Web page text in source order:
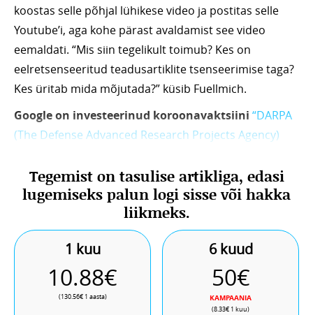
koostas selle põhjal lühikese video ja postitas selle
Youtube’i, aga kohe pärast avaldamist see video
eemaldati. “Mis siin tegelikult toimub? Kes on
eelretsenseeritud teadusartiklite tsenseerimise taga?
Kes üritab mida mõjutada?” küsib Fuellmich.
Google on investeerinud koroonavaktsiini “DARPA
(The Defense Advanced Research Projects Agency)
mille ülesandeks on uute militaartehnoloogiate
väljatöötamine, investeerib märkimisväärselt
transhumanistlikesse tehnoloogiatesse, mida
kasutatakse sõdurite treenimisel – sh näiteks aju-
masina liidesed ja paljud muud veelgi ekstree
Tegemist on tasulise artikliga, edasi
lugemiseks palun logi sisse või hakka
liikmeks.
1 kuu
10.88€
(130.56€ 1 aasta)
6 kuud
50€
KAMPAANIA
(8.33€ 1 kuu)